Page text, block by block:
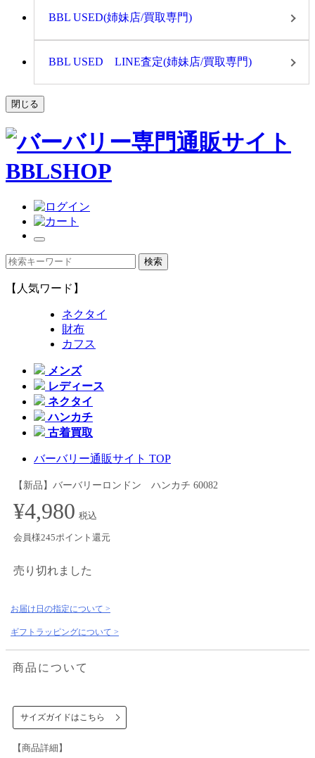
BBL USED(姉妹店/買取専門)
BBL USED LINE査定(姉妹店/買取専門)
閉じる
【人気ワード】
ネクタイ
財布
カフス
メンズ
レディース
ネクタイ
ハンカチ
古着買取
バーバリー通販サイト TOP
【新品】バーバリーロンドン ハンカチ 60082
¥4,980 税込
会員様245ポイント還元
売り切れました
お届け日の指定について >
ギフトラッピングについて >
商品について
サイズガイドはこちら
【商品詳細】